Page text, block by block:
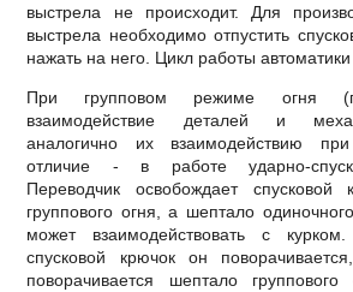
выстрела не происходит. Для
выстрела необходимо отпустить
нажать на него. Цикл работы автоматики
При групповом режиме огня
взаимодействие деталей и
аналогично их взаимодействию
отличие - в работе ударно-
Переводчик освобождает
группового огня, а шептало
может взаимодействовать с
спусковой крючок он
поворачивается шептало